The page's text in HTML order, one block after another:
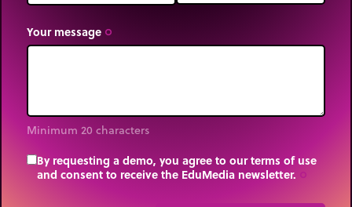
Your message trip_origin
Minimum 20 characters
By requesting a demo, you agree to our terms of use
and consent to receive the EduMedia newsletter.